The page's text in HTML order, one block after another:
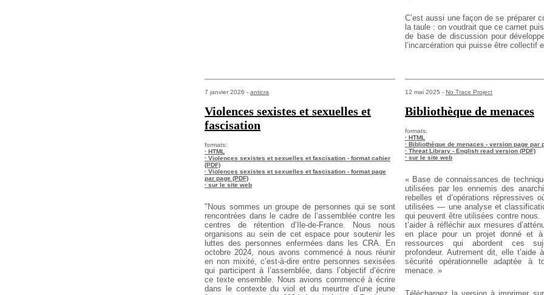
C’est aussi une façon de se préparer
la taule : on voudrait que ce carnet
de base de discussion pour
l’incarcération qui puisse être collectif
7 janvier 2026 - anticra
Violences sexistes et sexuelles et
fascisation
formats:
· HTML
· Violences sexistes et sexuelles et fascisation - format cahier
(PDF)
· Violences sexistes et sexuelles et fascisation - format page
par page (PDF)
· sur le site web
"Nous sommes un groupe de personnes qui se sont
rencontrées dans le cadre de l’assemblée contre les
centres de rétention d’Ile-de-France. Nous nous
organisons au sein de cet espace pour soutenir les
luttes des personnes enfermées dans les CRA. En
octobre 2024, nous avons commencé ànous réunir
en non mixité, c’est-à-dire entre personnes sexisées
qui participent à l’assemblée, dans l’objectif d’écrire
ce texte ensemble. Nous avions commencé à écrire
dans le contexte du viol et du meurtre d’une jeune
12 mai 2025 - No Trace Project
Bibliothèque de menaces
formats:
· HTML
· Bibliothèque de menaces - version page par
· Threat Library - English read version (PDF)
· sur le site web
« Base de connaissances de
utilisées par les ennemis des
rebelles et d’opérations répressives
utilisées — une analyse et
qui peuvent être utilisées contre nous.
t’aider à réfléchir aux mesures
en place pour un projet donné et à
ressources qui abordent ces
profondeur. Autrement dit, elle t’aide
sécurité opérationnelle adaptée à
menace. »